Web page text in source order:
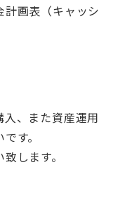
画表（キャッシ
、また資産運用
す。
します。